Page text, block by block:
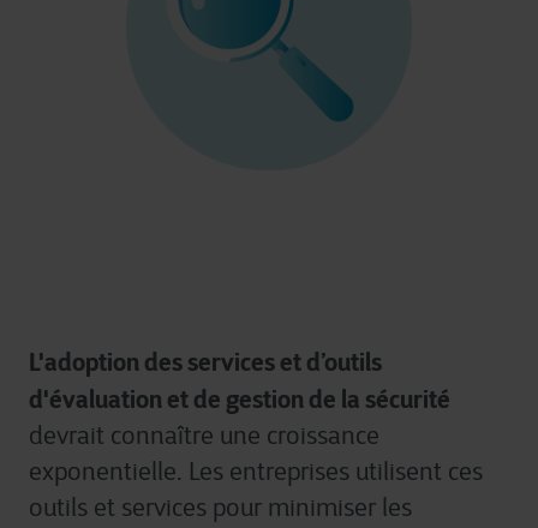
L'adoption des services et d’outils
d'évaluation et de gestion de la sécurité
devrait connaître une croissance
exponentielle. Les entreprises utilisent ces
outils et services pour minimiser les